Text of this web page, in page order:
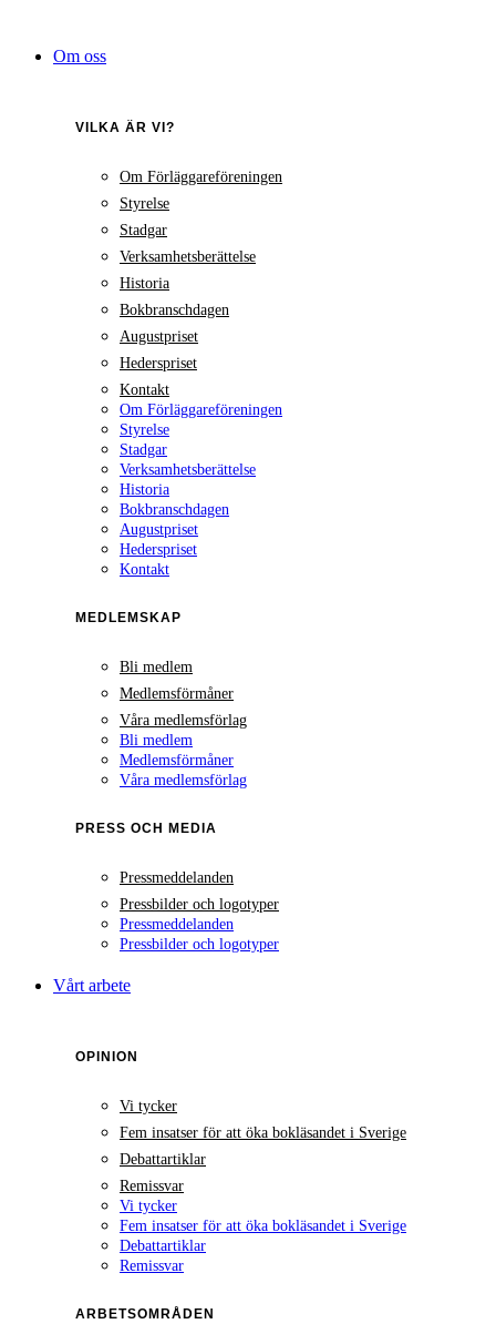
innehållOm oss
VILKA ÄR VI?
Om Förläggareföreningen
Styrelse
Stadgar
Verksamhetsberättelse
Historia
Bokbranschdagen
Augustpriset
Hederspriset
Kontakt
Om Förläggareföreningen
Styrelse
Stadgar
Verksamhetsberättelse
Historia
Bokbranschdagen
Augustpriset
Hederspriset
Kontakt
MEDLEMSKAP
Bli medlem
Medlemsförmåner
Våra medlemsförlag
Bli medlem
Medlemsförmåner
Våra medlemsförlag
PRESS OCH MEDIA
Pressmeddelanden
Pressbilder och logotyper
Pressmeddelanden
Pressbilder och logotyper
Vårt arbete
OPINION
Vi tycker
Fem insatser för att öka bokläsandet i Sverige
Debattartiklar
Remissvar
Vi tycker
Fem insatser för att öka bokläsandet i Sverige
Debattartiklar
Remissvar
ARBETSOMRÅDEN